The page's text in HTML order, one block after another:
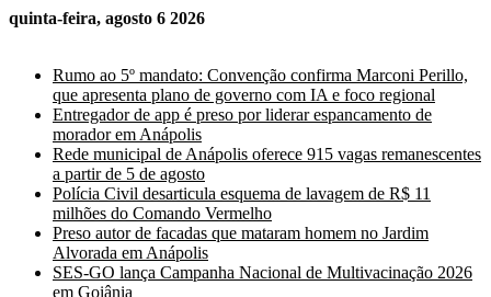
quinta-feira, agosto 6 2026
Rumo ao 5º mandato: Convenção confirma Marconi Perillo,
que apresenta plano de governo com IA e foco regional
Entregador de app é preso por liderar espancamento de
morador em Anápolis
Rede municipal de Anápolis oferece 915 vagas remanescentes
a partir de 5 de agosto
Polícia Civil desarticula esquema de lavagem de R$ 11
milhões do Comando Vermelho
Preso autor de facadas que mataram homem no Jardim
Alvorada em Anápolis
SES-GO lança Campanha Nacional de Multivacinação 2026
em Goiânia